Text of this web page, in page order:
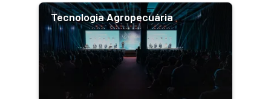
Tecnologia Agropecuária